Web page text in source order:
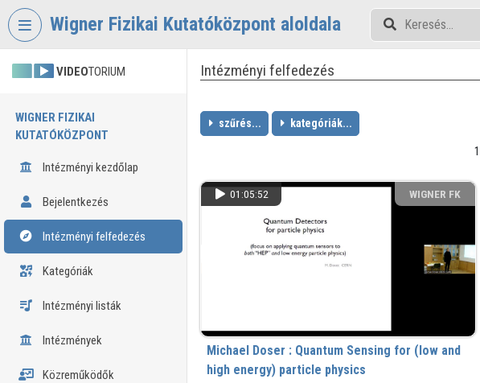
Fejléc kihagyása
Wigner Fizikai Kutatóközpont aloldala
VIDEOTORIUM
WIGNER FIZIKAI
KUTATÓKÖZPONT
Intézményi kezdőlap
Bejelentkezés
Intézményi felfedezés
Kategóriák
Intézményi listák
Intézmények
Közreműködők
Intézményi felfedezés
szűrés... kategóriák...
1
01:05:52 WIGNER FK
Michael Doser : Quantum Sensing for (low and
high energy) particle physics